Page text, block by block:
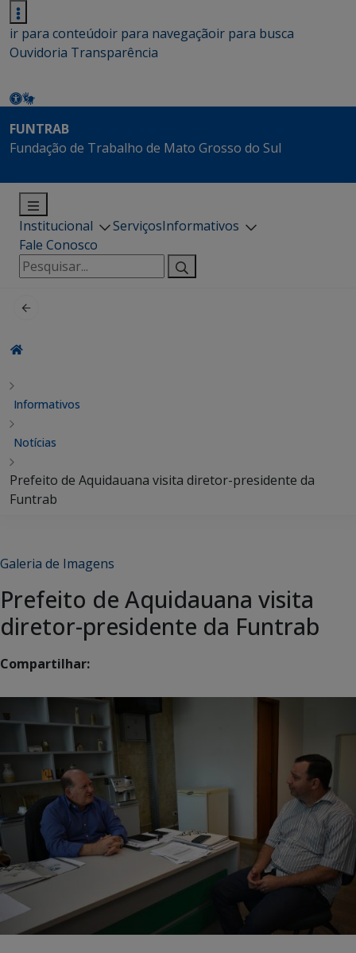
ir para conteúdoir para navegaçãoir para busca
Ouvidoria Transparência
FUNTRAB
Fundação de Trabalho de Mato Grosso do Sul
Institucional ServiçosInformativos
Fale Conosco
Pesquisar
por:
Informativos
Notícias
Prefeito de Aquidauana visita diretor-presidente da
Funtrab
Galeria de Imagens
Prefeito de Aquidauana visita
diretor-presidente da Funtrab
Compartilhar: